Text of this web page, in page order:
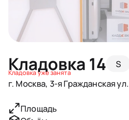
Кладовка 14 S
Кладовка уже занята
г. Москва, 3-я Гражданская
Площадь